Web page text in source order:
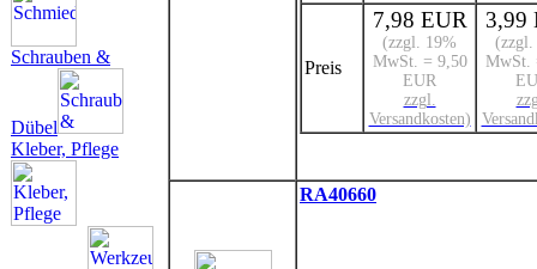
Schrauben &
Dübel
Kleber, Pflege
Preis
7,98 EUR
(zzgl. 19%
MwSt. = 9,50
EUR
zzgl.
Versandkosten)
3,99
(zzgl.
MwSt.
RA40660